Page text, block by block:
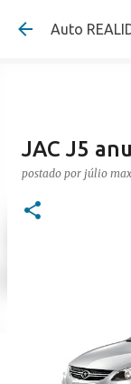
Pular
Auto
JAC J5
postado por júlio max